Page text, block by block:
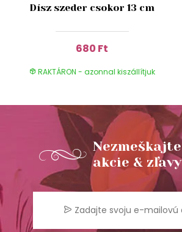
Dísz szeder csokor 13 cm
680 Ft
RAKTÁRON - azonnal kiszállítjuk
Nezmeškajte
akcie & zľavy